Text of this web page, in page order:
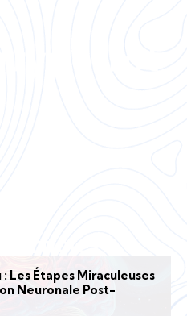
Les Étapes Miraculeuses
Neuronale Post-